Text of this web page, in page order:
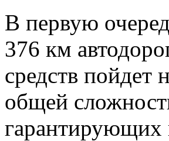
В первую
376 км
средств пойдет
общей
гарантирующих